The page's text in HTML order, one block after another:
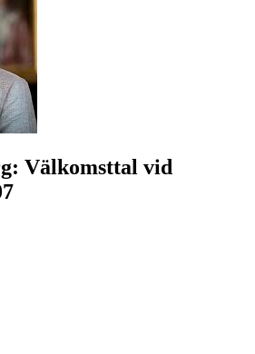
Välkomsttal vid